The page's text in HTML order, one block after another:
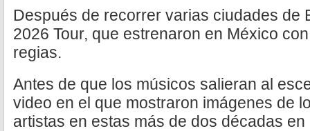
Después de recorrer varias ciudades de
2026 Tour, que estrenaron en México
regias.
Antes de que los músicos salieran al
video en el que mostraron imágenes de
artistas en estas más de dos décadas en